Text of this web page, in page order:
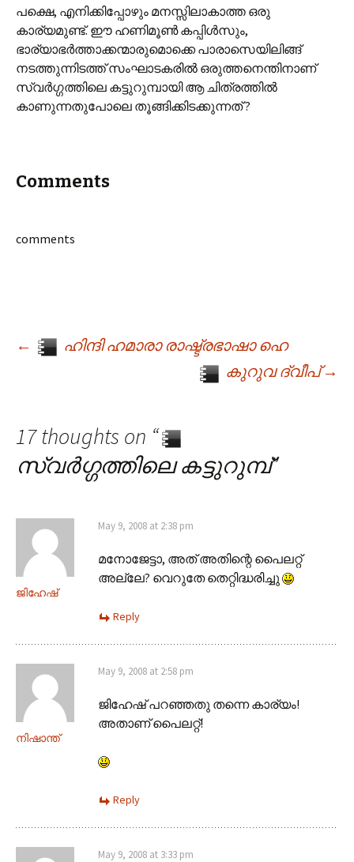
പക്ഷെ, എനിക്കിപ്പോഴും മനസ്സിലാകാത്ത ഒരു
കാര്യമുണ്ട്. ഈ ഹണിമൂണ്‍ കപ്പിള്‍സും,
ഭാര്യാഭര്‍ത്താക്കന്മാരുമൊക്കെ പാരാസെയിലിങ്ങ്
നടത്തുന്നിടത്ത് സംഘാടകരില്‍ ഒരുത്തനെന്തിനാണ്
സ്വര്‍ഗ്ഗത്തിലെ കട്ടുറുമ്പായി ആ ചിത്രത്തില്‍
കാണുന്നതുപോലെ തൂങ്ങിക്കിടക്കുന്നത് ?
Comments
comments
Post navigation
←
ഹിന്ദി ഹമാരാ രാഷ്ട്രഭാഷാ ഹെ
കുറുവ ദ്വീപ്→
17 thoughts on “
സ്വര്‍ഗ്ഗത്തിലെ കട്ടുറുമ്പ്”
ജിഹേഷ്
May 9, 2008 at 2:38 pm
മനോജേട്ടാ, അത് അതിന്റെ പൈലറ്റ്
അല്ലേ? വെറുതേ തെറ്റിദ്ധരിച്ചു
Reply
നിഷാന്ത്
May 9, 2008 at 2:58 pm
ജിഹേഷ് പറഞ്ഞതു തന്നെ കാര്യം!
അതാണ് പൈലറ്റ്!
Reply
May 9, 2008 at 3:33 pm